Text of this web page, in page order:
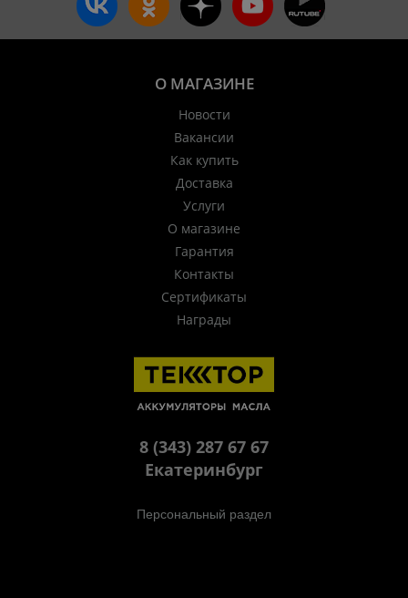
О МАГАЗИНЕ
Новости
Вакансии
Как купить
Доставка
Услуги
О магазине
Гарантия
Контакты
Сертификаты
Награды
8 (343) 287 67 67
Екатеринбург
Персональный раздел